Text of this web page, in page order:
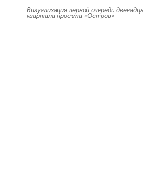
Визуализация первой очереди
квартала проекта «Остров»